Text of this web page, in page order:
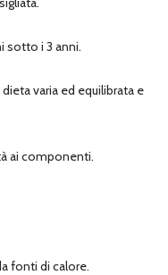
sotto i 3 anni.
varia ed equilibrata e
ai componenti.
fonti di calore.